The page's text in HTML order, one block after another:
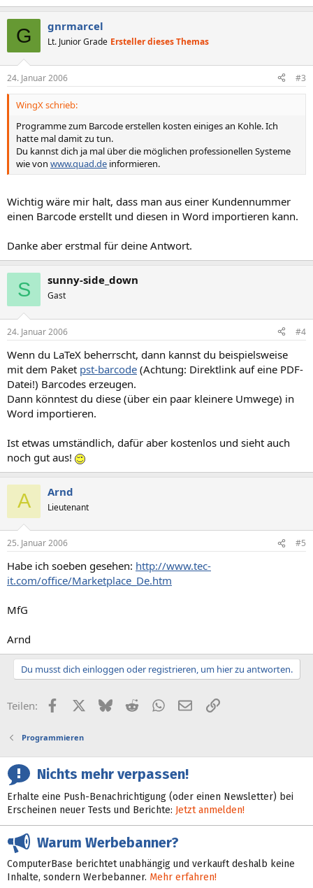
G gnrmarcel
Lt. Junior Grade Ersteller dieses Themas
24. Januar 2006 #3
WingX schrieb:
Programme zum Barcode erstellen kosten einiges an Kohle. Ich
hatte mal damit zu tun.
Du kannst dich ja mal über die möglichen professionellen Systeme
wie von www.quad.de informieren.
Wichtig wäre mir halt, dass man aus einer Kundennummer
einen Barcode erstellt und diesen in Word importieren kann.
Danke aber erstmal für deine Antwort.
S sunny-side_down
Gast
24. Januar 2006 #4
Wenn du LaTeX beherrscht, dann kannst du beispielsweise
mit dem Paket pst-barcode (Achtung: Direktlink auf eine PDF-
Datei!) Barcodes erzeugen.
Dann könntest du diese (über ein paar kleinere Umwege) in
Word importieren.
Ist etwas umständlich, dafür aber kostenlos und sieht auch
noch gut aus!
A Arnd
Lieutenant
25. Januar 2006 #5
Habe ich soeben gesehen: http://www.tec-
it.com/office/Marketplace_De.htm
MfG
Arnd
Du musst dich einloggen oder registrieren, um hier zu antworten.
Teilen: FacebookX (Twitter)
BlueskyRedditWhatsApp
E-MailLink
Programmieren
Nichts mehr verpassen!
Erhalte eine Push-Benachrichtigung (oder einen Newsletter) bei
Erscheinen neuer Tests und Berichte: Jetzt anmelden!
Warum Werbebanner?
ComputerBase berichtet unabhängig und verkauft deshalb keine
Inhalte, sondern Werbebanner. Mehr erfahren!